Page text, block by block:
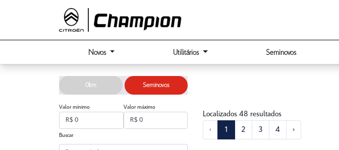
Novos Utilitários Seminovos
0km Seminovos
Valor mínimo Valor máximo
Buscar
Localizados 48 resultados
‹
1 2 3 4 ›